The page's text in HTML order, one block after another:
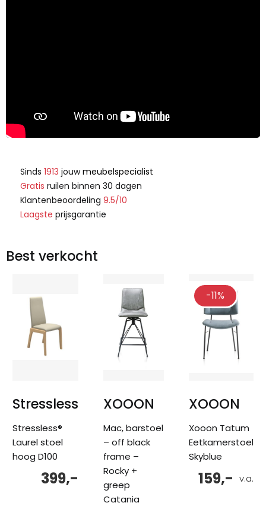
Sinds 1913 jouwmeubelspecialist
Gratis ruilen binnen 30 dagen
Klantenbeoordeling 9.5/10
Laagste prijsgarantie
Best verkocht
Stressless
Stressless®
Laurel stoel
hoog D100
399,-
XOOON
Mac, barstoel
– off black
frame –
Rocky +
greep
Catania
-11%
XOOON
Xooon Tatum
Eetkamerstoel
Skyblue
v.a.
159,-